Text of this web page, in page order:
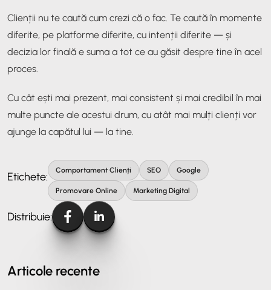
Clienții nu te caută cum crezi că o fac. Te caută în momente
diferite, pe platforme diferite, cu intenții diferite — și
decizia lor finală e suma a tot ce au găsit despre tine în acel
proces.
Cu cât ești mai prezent, mai consistent și mai credibil în mai
multe puncte ale acestui drum, cu atât mai mulți clienți vor
ajunge la capătul lui — la tine.
Etichete: Comportament Clienți SEO Google
Promovare Online Marketing Digital
Distribuie:
Articole recente